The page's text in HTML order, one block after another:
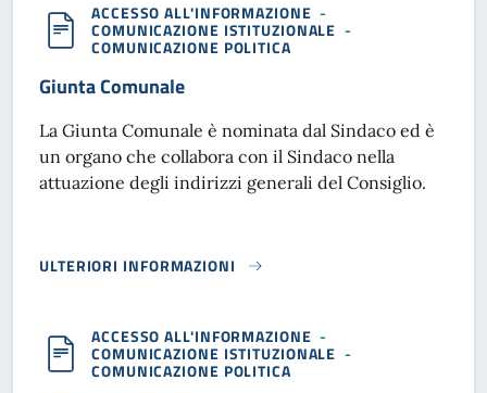
ACCESSO ALL'INFORMAZIONE -
COMUNICAZIONE ISTITUZIONALE -
COMUNICAZIONE POLITICA
Giunta Comunale
La Giunta Comunale è nominata dal Sindaco ed è
un organo che collabora con il Sindaco nella
attuazione degli indirizzi generali del Consiglio.
ULTERIORI INFORMAZIONI
GIUNTA COMUNALE}
ACCESSO ALL'INFORMAZIONE -
COMUNICAZIONE ISTITUZIONALE -
COMUNICAZIONE POLITICA